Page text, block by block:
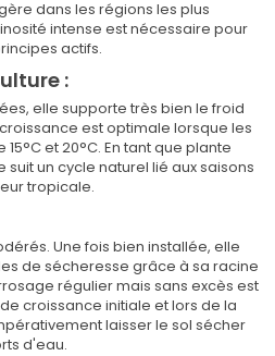
dans les régions les plus
intense est nécessaire pour
actifs.
:
elle supporte très bien le froid
est optimale lorsque les
et 20°C. En tant que plante
un cycle naturel lié aux saisons
tropicale.
Une fois bien installée, elle
de sécheresse grâce à sa racine
régulier mais sans excès est
croissance initiale et lors de la
laisser le sol sécher
d'eau.